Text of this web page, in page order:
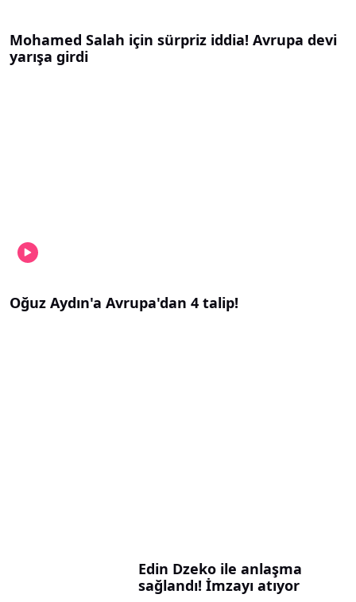
Mohamed Salah için sürpriz iddia! Avrupa devi
yarışa girdi
Oğuz Aydın'a Avrupa'dan 4 talip!
Edin Dzeko ile anlaşma
sağlandı! İmzayı atıyor